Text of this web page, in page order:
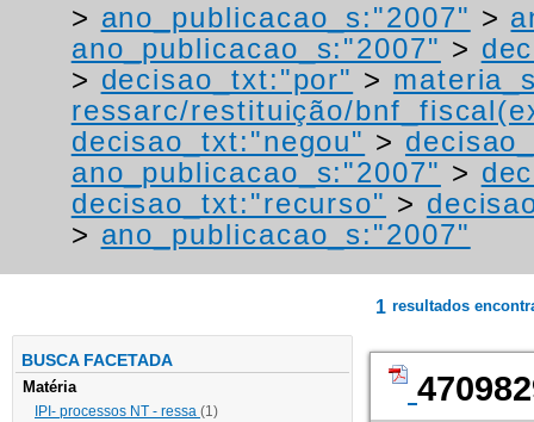
> ano_publicacao_s:"2007" >
ano_publicacao_s:"2007" >
> decisao_txt:"por" >
ressarc/restituição/
decisao_txt:"negou" >
ano_publicacao_s:"2007" >
decisao_txt:"recurso" >
> ano_publicacao_s:"2007"
BUSCA FACETADA
Matéria
IPI- processos NT - ressa (1)
1 resultados